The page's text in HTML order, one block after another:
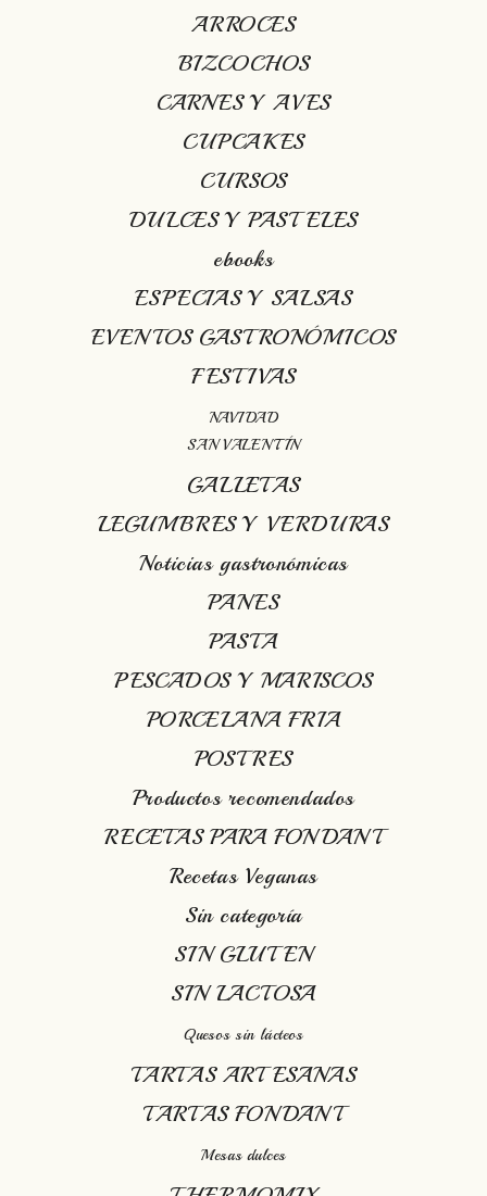
ARROCES
BIZCOCHOS
CARNES Y AVES
CUPCAKES
CURSOS
DULCES Y PASTELES
ebooks
ESPECIAS Y SALSAS
EVENTOS GASTRONÓMICOS
FESTIVAS
NAVIDAD
SAN VALENTÍN
GALLETAS
LEGUMBRES Y VERDURAS
Noticias gastronómicas
PANES
PASTA
PESCADOS Y MARISCOS
PORCELANA FRIA
POSTRES
Productos recomendados
RECETAS PARA FONDANT
Recetas Veganas
Sin categoría
SIN GLUTEN
SIN LACTOSA
Quesos sin lácteos
TARTAS ARTESANAS
TARTAS FONDANT
Mesas dulces